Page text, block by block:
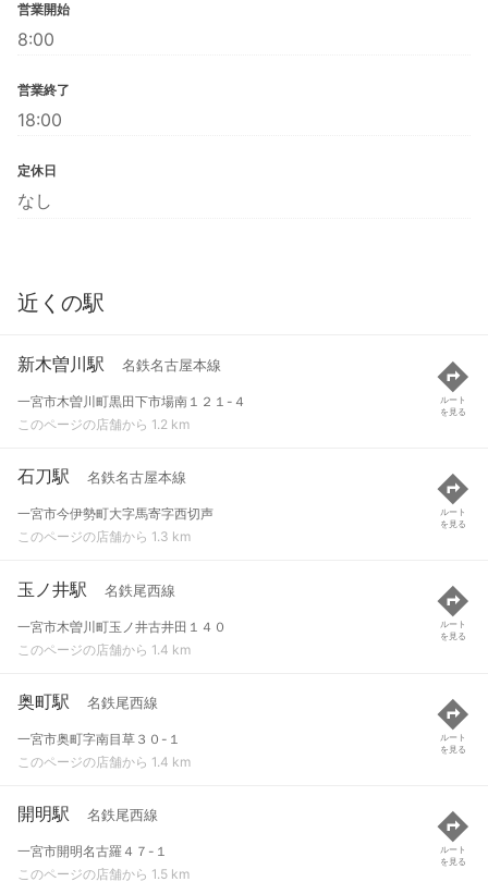
営業開始
8:00
営業終了
18:00
定休日
なし
近くの駅
新木曽川駅 名鉄名古屋本線
一宮市木曽川町黒田下市場南１２１-４
このページの店舗から 1.2 km
ルート
を見る
石刀駅 名鉄名古屋本線
一宮市今伊勢町大字馬寄字西切声
このページの店舗から 1.3 km
ルート
を見る
玉ノ井駅 名鉄尾西線
一宮市木曽川町玉ノ井古井田１４０
このページの店舗から 1.4 km
ルート
を見る
奥町駅 名鉄尾西線
一宮市奥町字南目草３０-１
このページの店舗から 1.4 km
ルート
を見る
開明駅 名鉄尾西線
一宮市開明名古羅４７-１
このページの店舗から 1.5 km
ルート
を見る